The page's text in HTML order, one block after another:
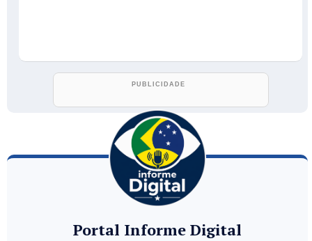
Portal Informe Digital